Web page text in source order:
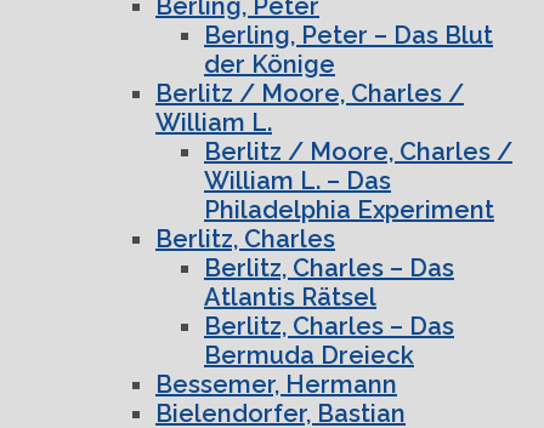
Berling, Peter – Das Blut
der Könige
Berlitz / Moore, Charles /
William L.
Berlitz / Moore, Charles /
William L. – Das
Philadelphia Experiment
Berlitz, Charles
Berlitz, Charles – Das
Atlantis Rätsel
Berlitz, Charles – Das
Bermuda Dreieck
Bessemer, Hermann
Bielendorfer, Bastian